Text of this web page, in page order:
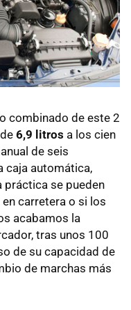
combinado de este 2
6,9 litros a los cien
de seis
caja automática,
práctica se pueden
carretera o si los
acabamos la
tras unos 100
de su capacidad de
de marchas más